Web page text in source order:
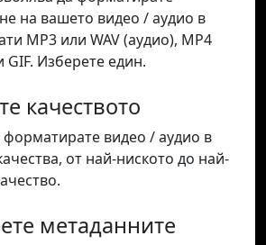
на вашето видео / аудио в
MP3 или WAV (аудио), MP4
GIF. Изберете един.
качеството
видео / аудио в
от най-ниското до най-
метаданните